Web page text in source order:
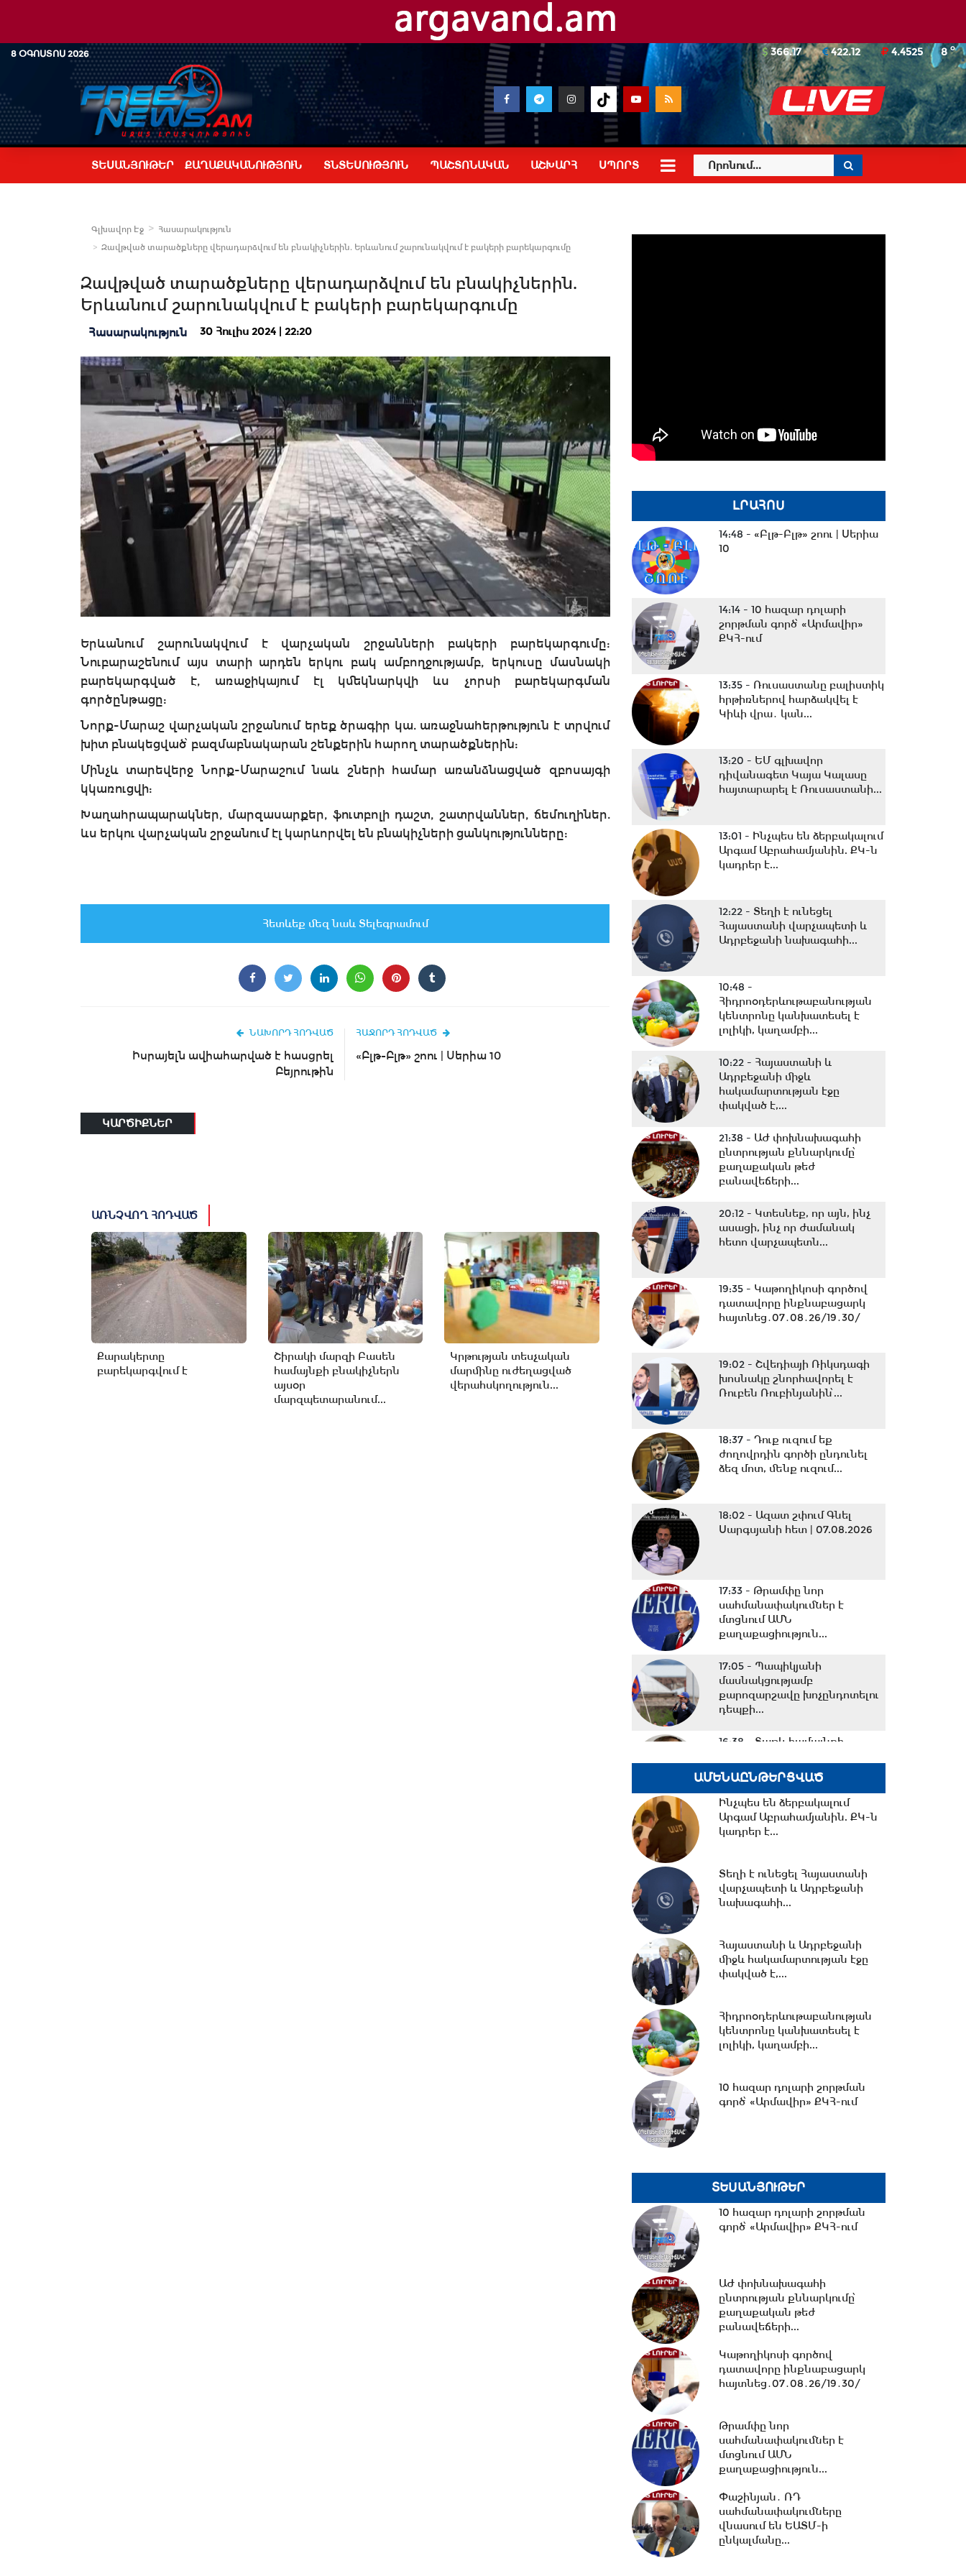
8 ՕԳՈՍՏՈՍ 2026 8o
366.17 422.12 4.4525
ՏԵՍԱՆՅՈՒԹԵՐ ՔԱՂԱՔԱԿԱՆՈՒԹՅՈՒՆ ՏՆՏԵՍՈՒԹՅՈՒՆ ՊԱՇՏՈՆԱԿԱՆ ԱՇԽԱՐՀ ՍՊՈՐՏ
Գլխավոր Էջ
Հասարակություն
Զավթված տարածքները վերադարձվում են բնակիչներին. Երևանում շարունակվում է բակերի բարեկարգումը
Զավթված տարածքները վերադարձվում են բնակիչներին.
Երևանում շարունակվում է բակերի բարեկարգումը
Հասարակություն 30 Հուլիս 2024 | 22:20
Երևանում շարունակվում է վարչական շրջանների բակերի բարեկարգումը:
Նուբարաշենում այս տարի արդեն երկու բակ ամբողջությամբ, երկուսը մասնակի
բարեկարգված է, առաջիկայում էլ կմեկնարկվի ևս չորսի բարեկարգման
գործընթացը:
Նորք-Մարաշ վարչական շրջանում երեք ծրագիր կա. առաջնահերթություն է տրվում
խիտ բնակեցված՝ բազմաբնակարան շենքերին հարող տարածքներին:
Մինչև տարեվերջ Նորք-Մարաշում նաև շների համար առանձնացված զբոսայգի
կկառուցվի:
Խաղահրապարակներ, մարզասարքեր, ֆուտբոլի դաշտ, շատրվաններ, ճեմուղիներ.
ևս երկու վարչական շրջանում էլ կարևորվել են բնակիչների ցանկությունները:
Հետևեք մեզ նաև Տելեգրամում
ՆԱԽՈՐԴ ՀՈԴՎԱԾ
Իսրայելն ավիահարված է հասցրել
Բեյրութին
ՀԱՋՈՐԴ ՀՈԴՎԱԾ
«Բլթ-Բլթ» շոու | Սերիա 10
ԿԱՐԾԻՔՆԵՐ
ԱՌՆՉՎՈՂ ՀՈԴՎԱԾ
Քարակերտը
բարեկարգվում է
Շիրակի մարզի Բասեն
համայնքի բնակիչներն
այսօր
մարզպետարանում...
Կրթության տեսչական
մարմինը ուժեղացված
վերահսկողություն...
ԼՐԱՀՈՍ
14:48 - «Բլթ-Բլթ» շոու | Սերիա
10
14:14 - 10 հազար դոլարի
շորթման գործ՝ «Արմավիր»
ՔԿՀ-ում
13:35 - Ռուսաստանը բալիստիկ
հրթիռներով հարձակվել է
Կիևի վրա․ կան...
13:20 - ԵՄ գլխավոր
դիվանագետ Կայա Կալասը
հայտարարել է Ռուսաստանի...
13:01 - Ինչպես են ձերբակալում
Արգամ Աբրահամյանին. ՔԿ-ն
կադրեր է...
12:22 - Տեղի է ունեցել
Հայաստանի վարչապետի և
Ադրբեջանի նախագահի...
10:48 -
Հիդրոօդերևութաբանության
կենտրոնը կանխատեսել է
լոլիկի, կաղամբի...
10:22 - Հայաստանի և
Ադրբեջանի միջև
հակամարտության էջը
փակված է,...
21:38 - ԱԺ փոխնախագահի
ընտրության քննարկումը՝
քաղաքական թեժ
բանավեճերի...
20:12 - Կտեսնեք, որ այն, ինչ
ասացի, ինչ որ ժամանակ
հետո վարչապետն...
19:35 - Կաթողիկոսի գործով
դատավորը ինքնաբացարկ
հայտնեց․07․08․26/19․30/
19:02 - Շվեդիայի Ռիկսդագի
խոսնակը շնորհավորել է
Ռուբեն Ռուբինյանին՝...
18:37 - Դուք ուզում եք
ժողովրդին գործի ընդունել
ձեզ մոտ, մենք ուզում...
18:02 - Ազատ շփում Գնել
Սարգսյանի հետ | 07.08.2026
17:33 - Թրամփը նոր
սահմանափակումներ է
մտցնում ԱՄՆ
քաղաքացիություն...
17:05 - Պապիկյանի
մասնակցությամբ
քարոզարշավը խոչընդոտելու
դեպքի...
16:38 - Տաթև համայնքի
Սիմոնյանից կբռնագանձվի...
16:07 -ՀԷՑ-ում հաշվիչների
գնման մրցույթից 500 մլն
15:30 -Փաշինյան․ ՌԴ
սահմանափակումները
14:32 -
ՌԴ-ի կողմից 5
միլիարդի զենքի վաճառքն
14:06 - Կասեցվել է «Ծիրան»
13:00 -Մինչ Եվրասիական
միջկառավարական խորհրդի
ընդլայնված կազմով...
հետախուզությունը հայտնել է
«Մոսադ»-ի հետ կապ
ունեցող...
պատասխանել է ռուսական
լրատվամիջոցների
ներկայացուցիչների...
11:26 - Եվրասիական
տնտեսական միությունը
չպետք է դիտարկվի որպես...
10:38 -Օրը սկսեցի
հեծանվային զբոսանքով՝ Իսիկ
Կուլ լճի ափերին․...
ԱՄԵՆԱԸՆԹԵՐՑՎԱԾ
Ինչպես են ձերբակալում
Արգամ Աբրահամյանին. ՔԿ-ն
կադրեր է...
Տեղի է ունեցել Հայաստանի
վարչապետի և Ադրբեջանի
նախագահի...
Հայաստանի և Ադրբեջանի
միջև հակամարտության էջը
փակված է,...
Հիդրոօդերևութաբանության
կենտրոնը կանխատեսել է
լոլիկի, կաղամբի...
10 հազար դոլարի շորթման
գործ՝ «Արմավիր» ՔԿՀ-ում
ՏԵՍԱՆՅՈՒԹԵՐ
10 հազար դոլարի շորթման
գործ՝ «Արմավիր» ՔԿՀ-ում
ԱԺ փոխնախագահի
ընտրության քննարկումը՝
քաղաքական թեժ
բանավեճերի...
Կաթողիկոսի գործով
դատավորը ինքնաբացարկ
հայտնեց․07․08․26/19․30/
Թրամփը նոր
սահմանափակումներ է
մտցնում ԱՄՆ
քաղաքացիություն...
Փաշինյան․ ՌԴ
սահմանափակումները
վնասում են ԵԱՏՄ-ի
ընկալմանը...